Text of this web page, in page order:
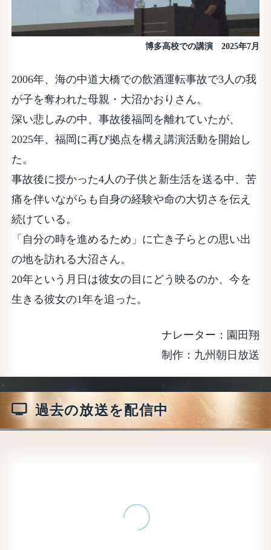
博多高校での講演 2025年7月
2006年、海の中道大橋での飲酒運転事故で3人の我
が子を奪われた母親・大沼かおりさん。
深い悲しみの中、事故後福岡を離れていたが、
2025年、福岡に再び拠点を構え講演活動を開始し
た。
事故後に授かった4人の子供と新生活を送る中、苦
痛を伴いながらも自身の経験や命の大切さを伝え
続けている。
「自分の時を進めるため」に亡き子らとの思い出
の地を訪れる大沼さん。
20年という月日は彼女の目にどう映るのか、今を
生きる彼女の1年を追った。
ナレーター：園田翔
九州朝日放送
過去の放送を配信中